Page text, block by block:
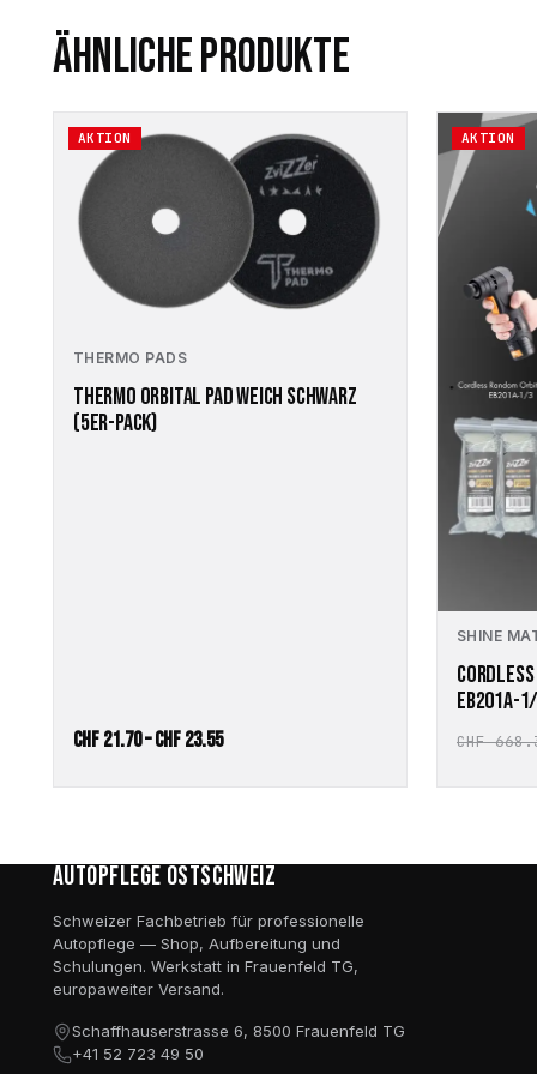
ÄHNLICHE PRODUKTE
AKTION
THERMO PADS
THERMO ORBITAL PAD WEICH SCHWARZ
(5ER-PACK)
CHF21.70–CHF23.55Preisspanne:
Dieses
Produkt
weist
mehrere
Varianten
Optionen
auf
Produktseite
gewählt
AKTION
SHINE
EB201A-
CHF
Autopflege Ostschweiz
Schweizer Fachbetrieb für professionelle
Autopflege — Shop, Aufbereitung und
Schulungen. Werkstatt in Frauenfeld TG,
europaweiter Versand.
Schaffhauserstrasse 6, 8500 Frauenfeld TG
+41 52 723 49 50